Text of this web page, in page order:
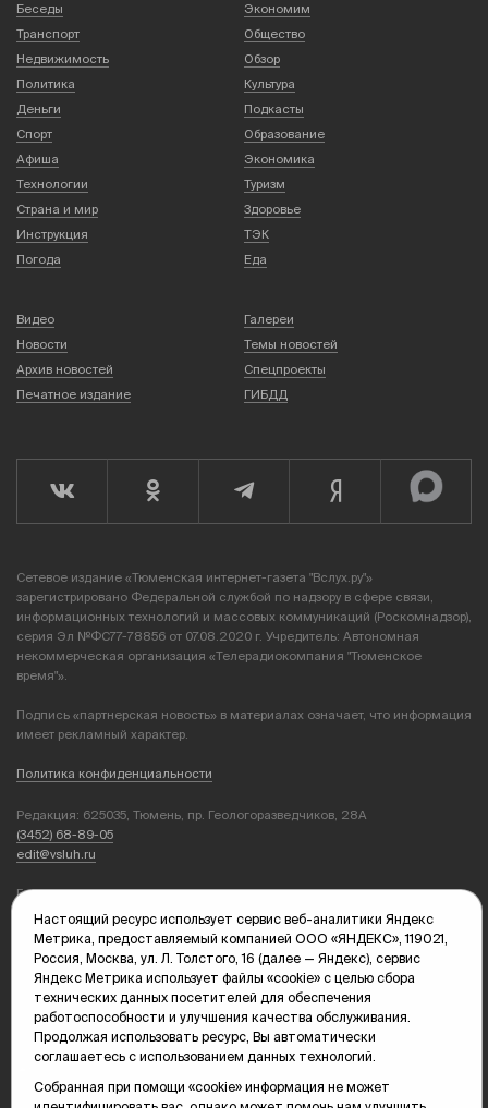
Беседы
Экономим
Транспорт
Общество
Недвижимость
Обзор
Политика
Культура
Деньги
Подкасты
Спорт
Образование
Афиша
Экономика
Технологии
Туризм
Страна и мир
Здоровье
Инструкция
ТЭК
Погода
Еда
Видео
Галереи
Новости
Темы новостей
Архив новостей
Спецпроекты
Печатное издание
ГИБДД
Сетевое издание «Тюменская интернет-газета "Вслух.ру"»
зарегистрировано Федеральной службой по надзору в сфере связи,
информационных технологий и массовых коммуникаций (Роскомнадзор),
серия Эл №ФС77-78856 от 07.08.2020 г. Учредитель: Автономная
некоммерческая организация «Телерадиокомпания "Тюменское
время"».
Подпись «партнерская новость» в материалах означает, что информация
имеет рекламный характер.
Политика конфиденциальности
Редакция: 625035, Тюмень, пр. Геологоразведчиков, 28А
(3452) 68-89-05
edit@vsluh.ru
Главный редактор: Панкина Т.Ю.
kika@vsluh.ru
По вопросам рекламы:
(3452) 68-89-78
mim@vsluh.ru
Настоящий ресурс использует сервис веб-аналитики Яндекс
Метрика, предоставляемый компанией ООО «ЯНДЕКС», 119021,
Россия, Москва, ул. Л. Толстого, 16 (далее — Яндекс), сервис
Яндекс Метрика использует файлы «cookie» с целью сбора
технических данных посетителей для обеспечения
работоспособности и улучшения качества обслуживания.
Продолжая использовать ресурс, Вы автоматически
соглашаетесь с использованием данных технологий.
Собранная при помощи «cookie» информация не может